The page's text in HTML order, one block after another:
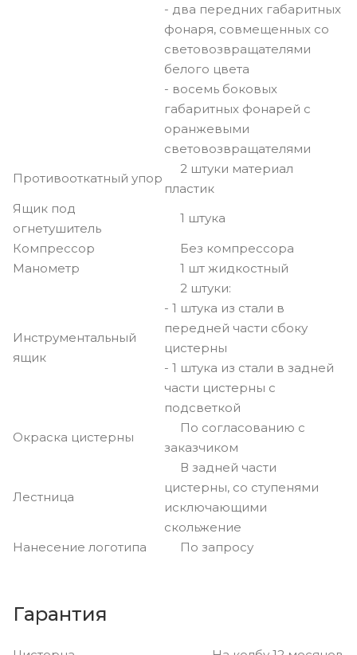
- два передних габаритных
фонаря, совмещенных со
световозвращателями
белого цвета
- восемь боковых
габаритных фонарей с
оранжевыми
световозвращателями
Противооткатный упор
2 штуки материал
пластик
Ящик под
огнетушитель
1 штука
Компрессор
Без компрессора
Манометр
1 шт жидкостный
Инструментальный
ящик
2 штуки:
- 1 штука из стали в
передней части сбоку
цистерны
- 1 штука из стали в задней
части цистерны с
подсветкой
Окраска цистерны
По согласованию с
заказчиком
Лестница
В задней части
цистерны, со ступенями
исключающими
скольжение
Нанесение логотипа
По запросу
Гарантия